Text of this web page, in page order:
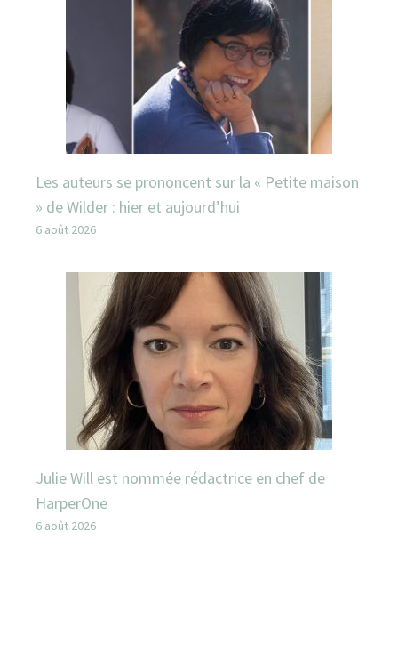
Les auteurs se prononcent sur la « Petite maison
» de Wilder : hier et aujourd’hui
6 août 2026
Julie Will est nommée rédactrice en chef de
HarperOne
6 août 2026